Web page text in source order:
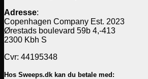
Adresse:
Copenhagen Company Est. 2023
Ørestads boulevard 59b 4,-413
2300 Kbh S
Cvr: 44195348
Hos Sweeps.dk kan du betale med: